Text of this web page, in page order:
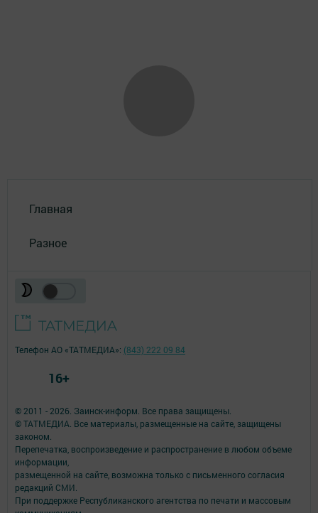
Главная
Разное
© 2011 - 2026. Заинск-информ. Все права защищены.
© ТАТМЕДИА. Все материалы, размещенные на сайте, защищены
законом.
Перепечатка, воспроизведение и распространение в любом объеме
информации,
размещенной на сайте, возможна только с письменного согласия
редакций СМИ.
При поддержке Республиканского агентства по печати и массовым
Телефон АО «ТАТМЕДИА»: (843) 222 09 84
16+